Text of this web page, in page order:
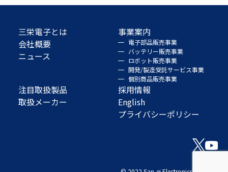
三栄電子とは
会社概要
ニュース
事業案内
電子部品販売事業
バッテリー販売事業
ロボット販売事業
開発/製造受託サービス事業
個別商品販売事業
注目取扱製品
取扱メーカー
採用情報
English
プライバシーポリシー